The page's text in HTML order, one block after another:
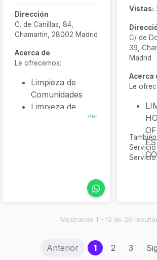
Dirección
C. de Canillas, 84,
Chamartín, 28002 Madrid
Acerca de
Le ofrecemos:
Limpieza de
Comunidades
Limpieza de
Ver
Vistas:
C/ de
39,
Madrid
Acerca
Le
Mostrando 1 - 12 de 26
Anterior 1(current)
2 3